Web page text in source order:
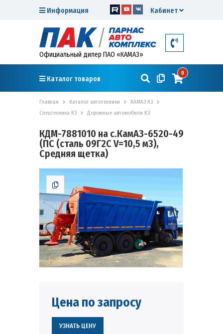
Кабинет
Информация
Официальный дилер ПАО «КАМАЗ»
Каталог товаров
0
Главная Каталог автотехники
КАМАЗ К3
Спецтехника К3
Дорожные автомобили К3
КДМ-7881010 на с.КамАЗ-6520-49
(ПС (сталь 09Г2С V=10,5 м3),
Средняя щетка)
Цена по запросу
УЗНАТЬ ЦЕНУ